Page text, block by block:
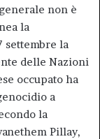
non è
la
settembre la
delle Nazioni
occupato ha
a
la
Pillay,